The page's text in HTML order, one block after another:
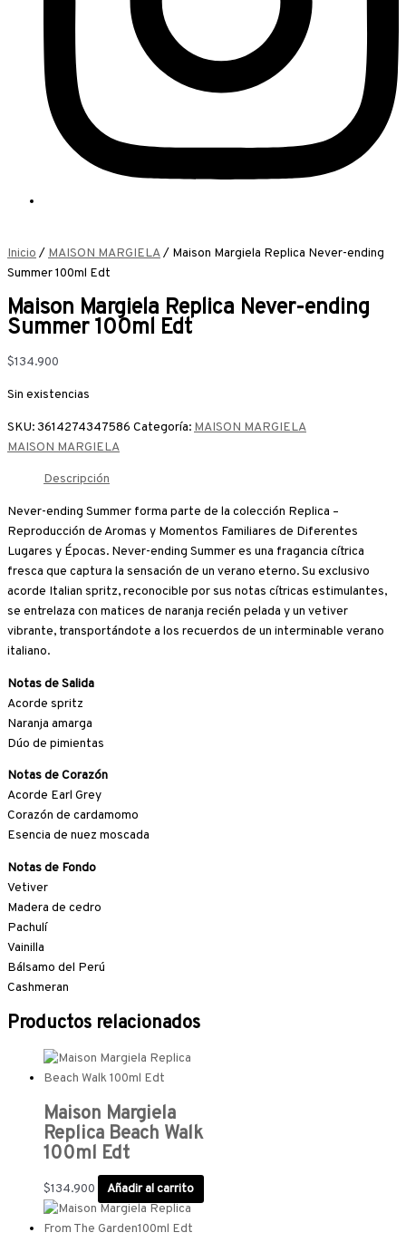
Inicio/ MAISON MARGIELA/ Maison Margiela Replica Never-ending
Summer 100ml Edt
Maison Margiela Replica Never-ending
Summer 100ml Edt
$134.900
Sin existencias
SKU:3614274347586 Categoría: MAISON MARGIELA
MAISON MARGIELA
Descripción
Never-ending Summer forma parte de la colección Replica –
Reproducción de Aromas y Momentos Familiares de Diferentes
Lugares y Épocas. Never-ending Summer es una fragancia cítrica
fresca que captura la sensación de un verano eterno. Su exclusivo
acorde Italian spritz, reconocible por sus notas cítricas estimulantes,
se entrelaza con matices de naranja recién pelada y un vetiver
vibrante, transportándote a los recuerdos de un interminable verano
italiano.
Notas de Salida
Acorde spritz
Naranja amarga
Dúo de pimientas
Notas de Corazón
Acorde Earl Grey
Corazón de cardamomo
Esencia de nuez moscada
Notas de Fondo
Vetiver
Madera de cedro
Pachulí
Vainilla
Bálsamo del Perú
Cashmeran
Productos relacionados
Maison Margiela
Replica Beach Walk
100ml Edt
$134.900 Añadir al carrito